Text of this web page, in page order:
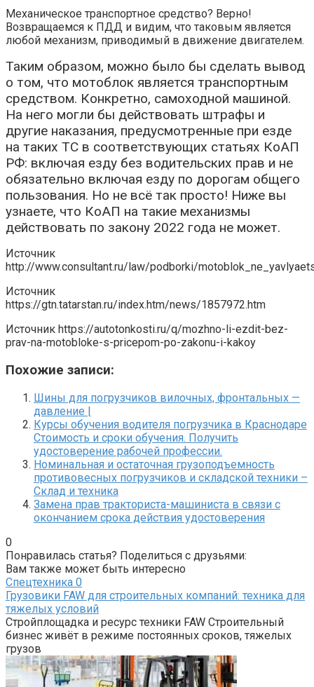
Механическое транспортное средство? Верно!
Возвращаемся к ПДД и видим, что таковым является
любой механизм, приводимый в движение двигателем.
Таким образом, можно было бы сделать вывод
о том, что мотоблок является транспортным
средством. Конкретно, самоходной машиной.
На него могли бы действовать штрафы и
другие наказания, предусмотренные при езде
на таких ТС в соответствующих статьях КоАП
РФ: включая езду без водительских прав и не
обязательно включая езду по дорогам общего
пользования. Но не всё так просто! Ниже вы
узнаете, что КоАП на такие механизмы
действовать по закону 2022 года не может.
Источник
http://www.consultant.ru/law/podborki/
Источник
https://gtn.tatarstan.ru/index.htm/news/1857972.htm
Источник https://autotonkosti.ru/q/mozhno-li-ezdit-bez-
prav-na-motobloke-s-pricepom-po-zakonu-i-kakoy
Похожие записи:
Шины для погрузчиков вилочных, фронтальных —
давление |
Курсы обучения водителя погрузчика в Краснодаре
Стоимость и сроки обучения. Получить
удостоверение рабочей профессии.
Номинальная и остаточная грузоподъемность
противовесных погрузчиков и складской техники –
Склад и техника
Замена прав тракториста-машиниста в связи с
окончанием срока действия удостоверения
0
Понравилась статья? Поделиться с друзьями:
Вам также может быть интересно
Спецтехника 0
Грузовики FAW для строительных компаний: техника для
тяжелых условий
Стройплощадка и ресурс техники FAW Строительный
бизнес живёт в режиме постоянных сроков, тяжелых
грузов